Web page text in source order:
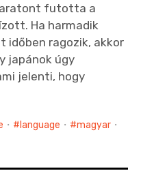
futotta a
Ha harmadik
időben ragozik, akkor
japánok úgy
jelenti, hogy
・ language ・ magyar ・